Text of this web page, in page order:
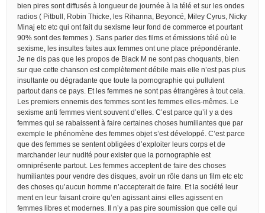
bien pires sont diffusés à longueur de journée à la télé et sur les ondes
radios ( Pitbull, Robin Thicke, les Rihanna, Beyoncé, Miley Cyrus, Nicky
Minaj etc etc qui ont fait du sexisme leur fond de commerce et pourtant
90% sont des femmes ). Sans parler des films et émissions télé où le
sexisme, les insultes faites aux femmes ont une place prépondérante.
Je ne dis pas que les propos de Black M ne sont pas choquants, bien
sur que cette chanson est complètement débile mais elle n’est pas plus
insultante ou dégradante que toute la pornographie qui pullulent
partout dans ce pays. Et les femmes ne sont pas étrangères à tout cela.
Les premiers ennemis des femmes sont les femmes elles-mêmes. Le
sexisme anti femmes vient souvent d’elles. C’est parce qu’il y a des
femmes qui se rabaissent à faire certaines choses humiliantes que par
exemple le phénomène des femmes objet s’est développé. C’est parce
que des femmes se sentent obligées d’exploiter leurs corps et de
marchander leur nudité pour exister que la pornographie est
omniprésente partout. Les femmes acceptent de faire des choses
humiliantes pour vendre des disques, avoir un rôle dans un film etc etc
des choses qu’aucun homme n’accepterait de faire. Et la société leur
ment en leur faisant croire qu’en agissant ainsi elles agissent en
femmes libres et modernes. Il n’y a pas pire soumission que celle qui